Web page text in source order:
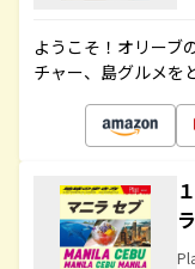
ようこそ！オリーブ
チャー、島グルメを